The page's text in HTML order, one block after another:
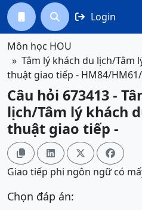
  Login
Môn học HOU
Tâm lý khách du lịch/Tâm
thuật giao tiếp - HM84/
Câu hỏi 673413 -
lịch/Tâm lý khách
thuật giao tiếp -
   
Giao tiếp phi ngôn ngữ có
Chọn đáp án: